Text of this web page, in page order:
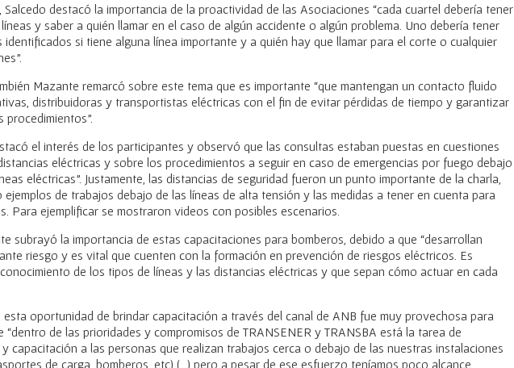
Salcedo destacó la importancia de la proactividad de las Asociaciones “cada cuartel debería tener
y saber a quién llamar en el caso de algún accidente o algún problema. Uno debería tener
identificados si tiene alguna línea importante y a quién hay que llamar para el corte o cualquier
Mazante remarcó sobre este tema que es importante “que mantengan un contacto fluido
distribuidoras y transportistas eléctricas con el fin de evitar pérdidas de tiempo y garantizar
procedimientos”.
el interés de los participantes y observó que las consultas estaban puestas en cuestiones
eléctricas y sobre los procedimientos a seguir en caso de emergencias por fuego debajo
eléctricas”. Justamente, las distancias de seguridad fueron un punto importante de la charla,
ejemplos de trabajos debajo de las líneas de alta tensión y las medidas a tener en cuenta para
Para ejemplificar se mostraron videos con posibles escenarios.
subrayó la importancia de estas capacitaciones para bomberos, debido a que “desarrollan
riesgo y es vital que cuenten con la formación en prevención de riesgos eléctricos. Es
de los tipos de líneas y las distancias eléctricas y que sepan cómo actuar en cada
esta oportunidad de brindar capacitación a través del canal de ANB fue muy provechosa para
“dentro de las prioridades y compromisos de TRANSENER y TRANSBA está la tarea de
capacitación a las personas que realizan trabajos cerca o debajo de las nuestras instalaciones
de carga, bomberos, etc) (…) pero a pesar de ese esfuerzo teníamos poco alcance